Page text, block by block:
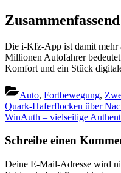
Zusammenfassend
Die i-Kfz-App ist damit mehr
Millionen Autofahrer
Komfort und ein Stück
Auto, Fortbewegung,
Previous
Post:
Quark-Haferflocken über
Next
WinAuth – vielseitige
Schreibe einen
Deine E-Mail-Adresse wird